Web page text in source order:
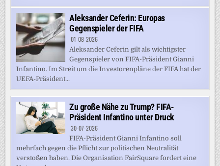
Aleksander Ceferin: Europas
Gegenspieler der FIFA
01-08-2026
Aleksander Ceferin gilt als wichtigster
Gegenspieler von FIFA-Präsident Gianni
Infantino. Im Streit um die Investorenpläne der FIFA hat der
UEFA-Präsident...
Zu große Nähe zu Trump? FIFA-
Präsident Infantino unter Druck
30-07-2026
FIFA-Präsident Gianni Infantino soll
mehrfach gegen die Pflicht zur politischen Neutralität
verstoßen haben. Die Organisation FairSquare fordert eine